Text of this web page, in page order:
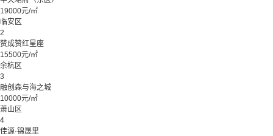
19000元/㎡
临安区
2
赞成赞红星座
15500元/㎡
余杭区
3
融创森与海之城
10000元/㎡
萧山区
4
佳源·锦晟里